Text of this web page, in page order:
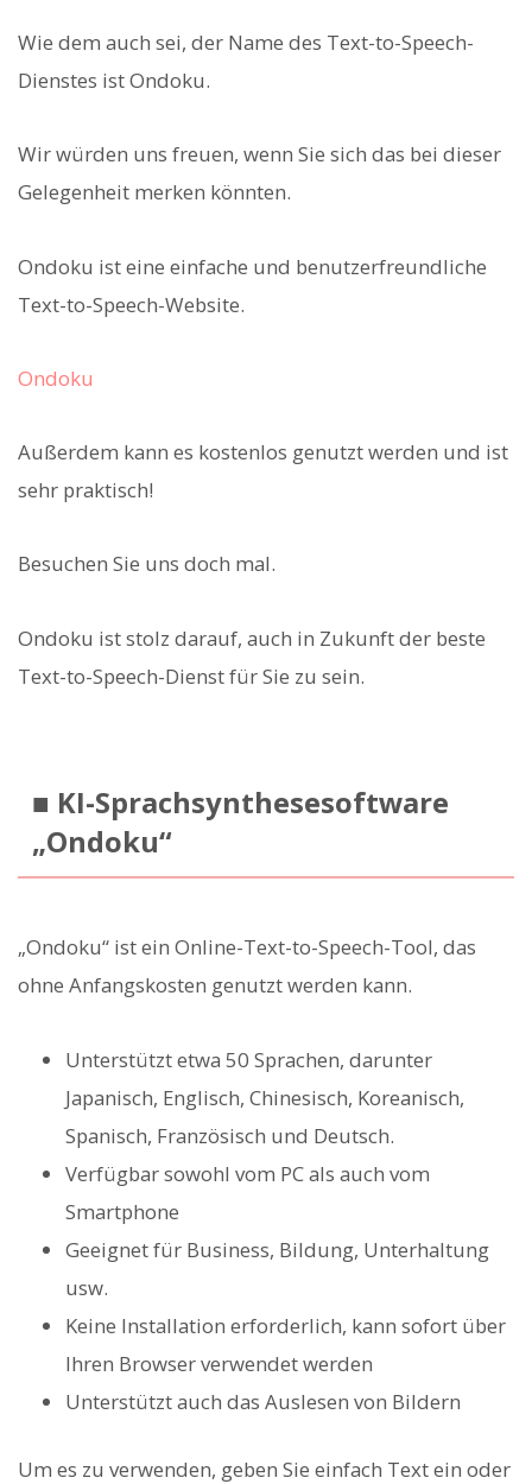
Wie dem auch sei, der Name des Text-to-Speech-
Dienstes ist Ondoku.
Wir würden uns freuen, wenn Sie sich das bei dieser
Gelegenheit merken könnten.
Ondoku ist eine einfache und benutzerfreundliche
Text-to-Speech-Website.
Ondoku
Außerdem kann es kostenlos genutzt werden und ist
sehr praktisch!
Besuchen Sie uns doch mal.
Ondoku ist stolz darauf, auch in Zukunft der beste
Text-to-Speech-Dienst für Sie zu sein.
■ KI-Sprachsynthesesoftware
„Ondoku“
„Ondoku“ ist ein Online-Text-to-Speech-Tool, das
ohne Anfangskosten genutzt werden kann.
Unterstützt etwa 50 Sprachen, darunter
Japanisch, Englisch, Chinesisch, Koreanisch,
Spanisch, Französisch und Deutsch.
Verfügbar sowohl vom PC als auch vom
Smartphone
Geeignet für Business, Bildung, Unterhaltung
usw.
Keine Installation erforderlich, kann sofort über
Ihren Browser verwendet werden
Unterstützt auch das Auslesen von Bildern
Um es zu verwenden, geben Sie einfach Text ein oder